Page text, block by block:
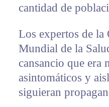
cantidad de
Los expertos de la
Mundial de la
cansancio que era
asintomáticos y
siguieran